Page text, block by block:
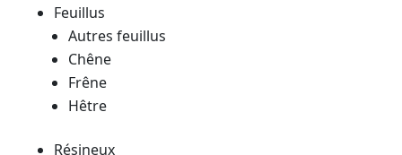
Feuillus
Autres feuillus
Chêne
Frêne
Hêtre
Résineux